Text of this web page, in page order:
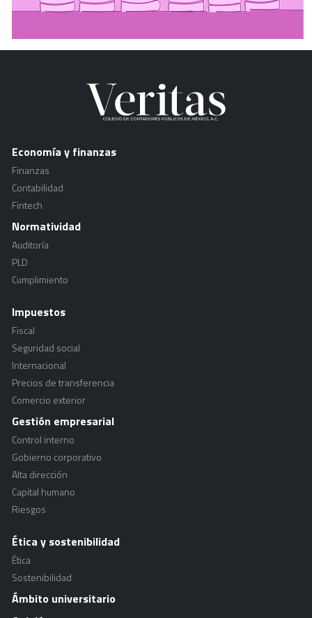
Economía y finanzas
Finanzas
Contabilidad
Fintech
Normatividad
Auditoría
PLD
Cumplimiento
Impuestos
Fiscal
Seguridad social
Internacional
Precios de transferencia
Comercio exterior
Gestión empresarial
Control interno
Gobierno corporativo
Alta dirección
Capital humano
Riesgos
Ética y sostenibilidad
Ética
Sostenibilidad
Ámbito universitario